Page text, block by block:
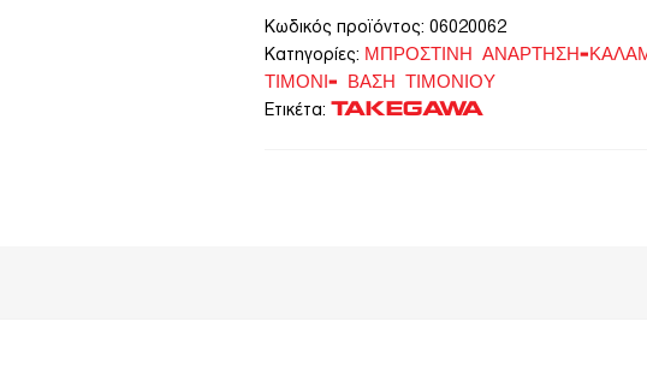
Κωδικός προϊόντος: 06020062
Κατηγορίες: ΜΠΡΟΣΤΙΝΗ ΑΝΑΡΤΗΣΗ-
ΤΙΜΟΝΙ- ΒΑΣΗ ΤΙΜΟΝΙΟΥ
Ετικέτα: TAKEGAWA